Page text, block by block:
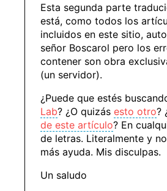
Esta segunda parte
está, como todos los
incluidos en este sitio,
señor Boscarol pero los
contener son obra
(un servidor).
¿Puede que estés
Lab? ¿O quizás esto otro?
de este artículo? En
de letras. Literalmente y
más ayuda. Mis disculpas.
Un saludo